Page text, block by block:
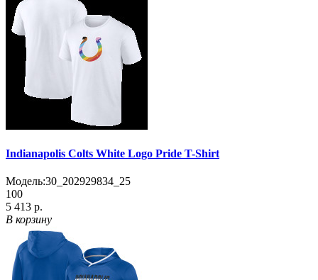
Indianapolis Colts White Logo Pride T-Shirt
Модель:30_202929834_25
100
5 413 р.
В корзину